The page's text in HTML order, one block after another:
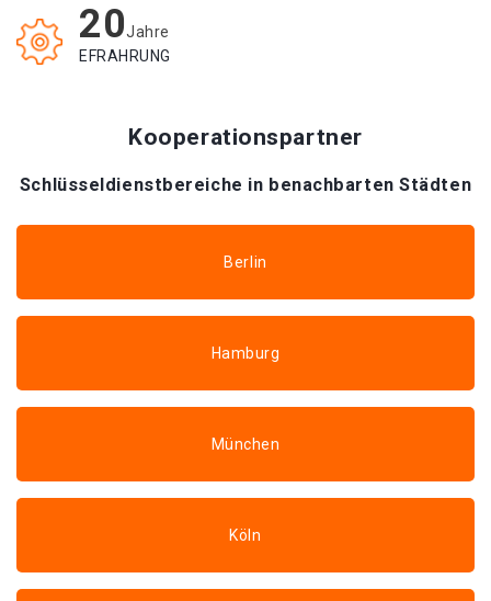
20Jahre
EFRAHRUNG
Kooperationspartner
Schlüsseldienstbereiche in benachbarten Städten
Berlin
Hamburg
München
Köln